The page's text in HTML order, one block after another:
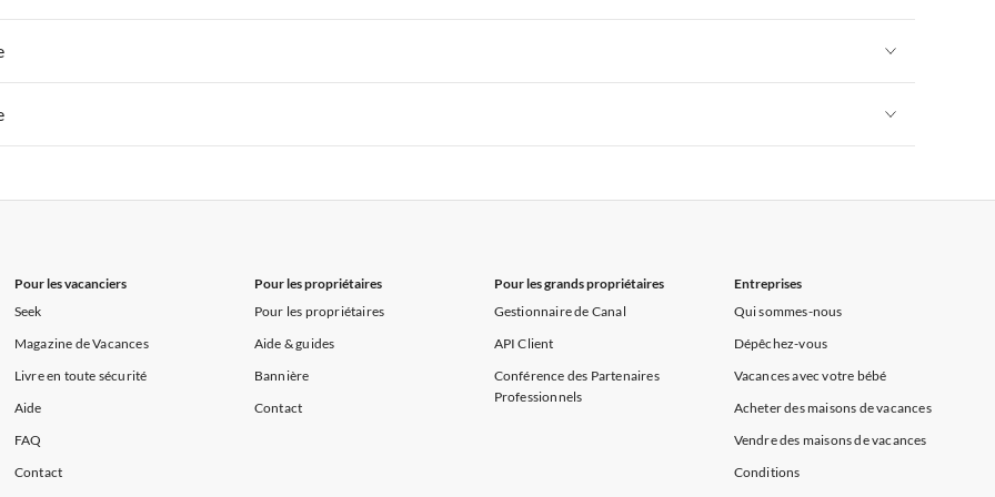
de Vacances à la Normandie Appartements de Vacances à Sud de la France Appartements de Vacances à Provence
de Vacances à Paris-Ile de France
de Vacances à la Normandie Appartements de Vacances à Sud de la France Appartements de Vacances à Provence
de Vacances à Paris-Ile de France
de Vacances à la Normandie Appartements de Vacances à Sud de la France Appartements de Vacances à Provence
Pour les vacanciers
Seek
Magazine de Vacances
Livre en toute sécurité
Aide
FAQ
Contact
Pour les propriétaires
Pour les propriétaires
Aide & guides
Bannière
Contact
Pour les grands propriétaires
Gestionnaire de Canal
API Client
Conférence des Partenaires
Professionnels
Entreprises
Qui sommes-nous
Dépêchez-vous
Vacances avec votre bébé
Acheter des maisons de vacances
Vendre des maisons de vacances
Conditions